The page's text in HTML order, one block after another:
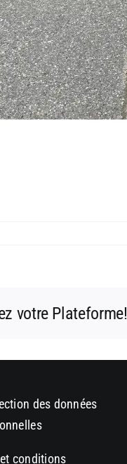
votre Plateforme!
des données
conditions